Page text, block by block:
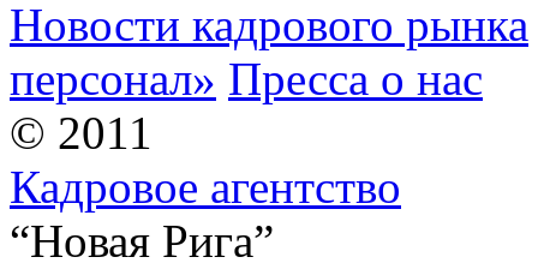
Новости кадрового рынка
персонал» Пресса о нас
© 2011
Кадровое агентство
“Новая Рига”